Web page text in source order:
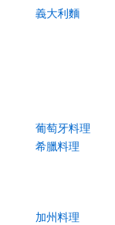
義大利麵
葡萄牙料理
希臘料理
加州料理